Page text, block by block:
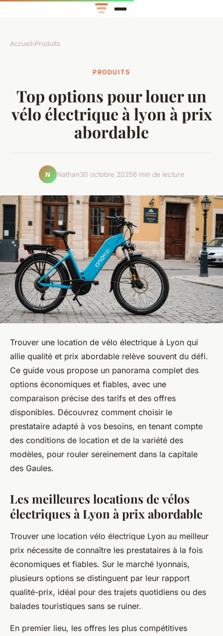
Accueil›Produits
PRODUITS
Top options pour louer un
vélo électrique à lyon à prix
abordable
N Nathan30 octobre 20256 min de lecture
Trouver une location de vélo électrique à Lyon qui
allie qualité et prix abordable relève souvent du défi.
Ce guide vous propose un panorama complet des
options économiques et fiables, avec une
comparaison précise des tarifs et des offres
disponibles. Découvrez comment choisir le
prestataire adapté à vos besoins, en tenant compte
des conditions de location et de la variété des
modèles, pour rouler sereinement dans la capitale
des Gaules.
Les meilleures locations de vélos
électriques à Lyon à prix abordable
Trouver une location vélo électrique Lyon au meilleur
prix nécessite de connaître les prestataires à la fois
économiques et fiables. Sur le marché lyonnais,
plusieurs options se distinguent par leur rapport
qualité-prix, idéal pour des trajets quotidiens ou des
balades touristiques sans se ruiner.
En premier lieu, les offres les plus compétitives